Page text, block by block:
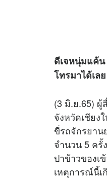
ดีเจหนุ่มแค้น
โทรมาได้เลย
(3 มิ.ย.65) ผู้
จังหวัดเชียง
ขี่รถจักรยา
จำนวน 5 ครั้
ปาข้าวของเ
เหตุการณ์นี้